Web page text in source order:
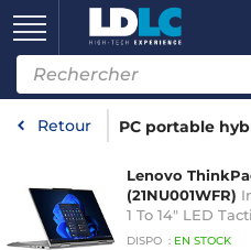
Retour PC portable
Lenovo
(21NU001WFR)
1 To 14" LED
7/Bluetooth/5G
DISPO : EN STOCK